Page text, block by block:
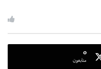
0
متابعون